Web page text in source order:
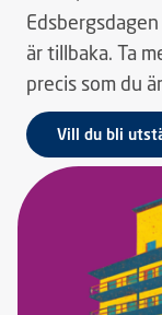
är tillbaka. Ta
precis som du
Vill du bli